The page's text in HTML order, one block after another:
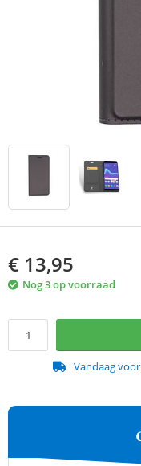
€ 13,95
Nog 3 op voorraad
Vandaag voor